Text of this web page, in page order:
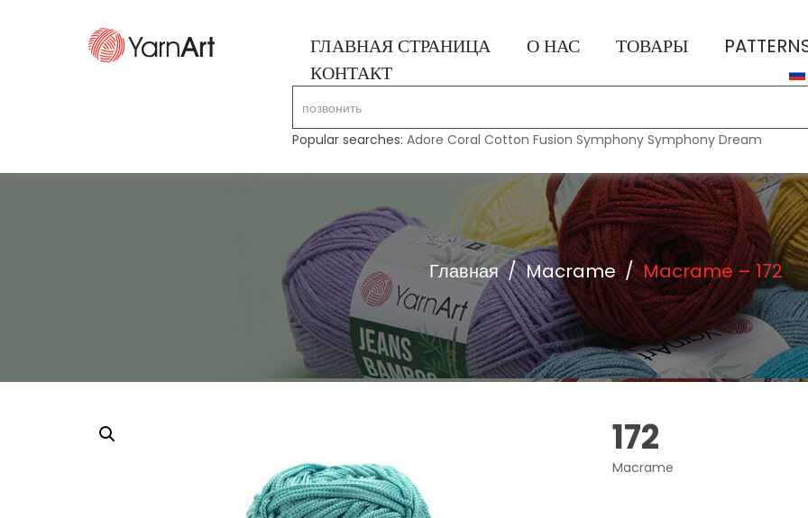
ГЛАВНАЯ СТРАНИЦА О НАС ТОВАРЫ
КОНТАКТ
Popular searches:Adore Coral Cotton Fusion Symphony Symphony Dream
Главная / Macrame / Macrame – 172
172
Macrame